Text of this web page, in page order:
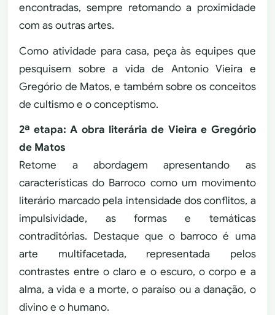
encontradas, sempre retomando a proximidade
com as outras artes.
Como atividade para casa, peça às equipes que
pesquisem sobre a vida de Antonio Vieira e
Gregório de Matos, e também sobre os conceitos
de cultismo e o conceptismo.
2ª etapa: A obra literária de Vieira e Gregório
de Matos
Retome a abordagem apresentando as
características do Barroco como um movimento
literário marcado pela intensidade dos conflitos, a
impulsividade, as formas e temáticas
contraditórias. Destaque que o barroco é uma
arte multifacetada, representada pelos
contrastes entre o claro e o escuro, o corpo e a
alma, a vida e a morte, o paraíso ou a danação, o
divino e o humano.